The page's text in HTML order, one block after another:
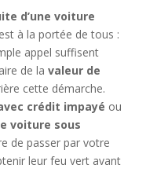
d’une voiture
est à la portée de tous :
appel suffisent
de la valeur de
cette démarche.
crédit impayé ou
voiture sous
de passer par votre
leur feu vert avant